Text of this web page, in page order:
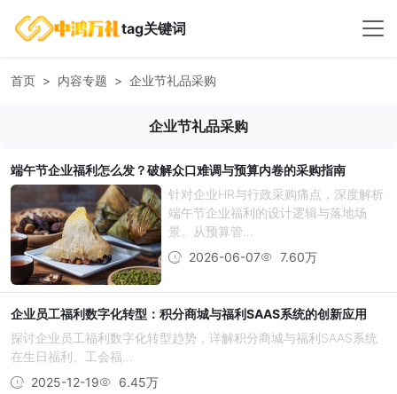
tag关键词
首页 内容专题 企业节礼品采购
企业节礼品采购
端午节企业福利怎么发？破解众口难调与预算内卷的采购指南
针对企业HR与行政采购痛点，深度解析
端午节企业福利的设计逻辑与落地场
景。从预算管...
2026-06-07
7.60万
企业员工福利数字化转型：积分商城与福利SAAS系统的创新应用
探讨企业员工福利数字化转型趋势，详解积分商城与福利SAAS系统
在生日福利、工会福...
2025-12-19
6.45万